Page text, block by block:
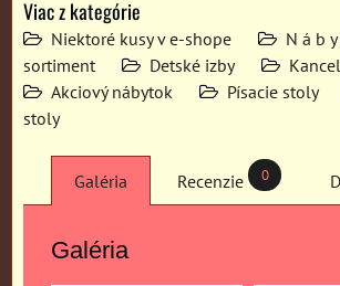
Viac z kategórie
Niektoré kusy v e-shope
N á b
sortiment
Detské izby
Akciový nábytok
Písacie stoly
stoly
Galéria Recenzie 0
Galéria